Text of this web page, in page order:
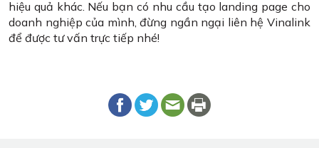
hiệu quả khác. Nếu bạn có nhu cầu tạo landing page cho
doanh nghiệp của mình, đừng ngần ngại liên hệ Vinalink
để được tư vấn trực tiếp nhé!